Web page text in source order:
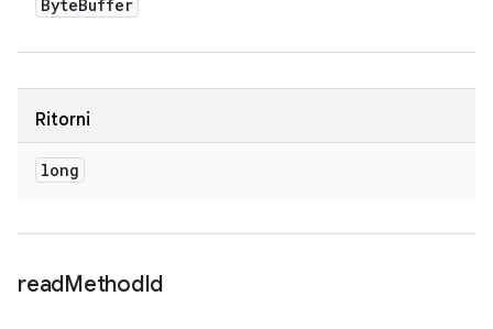
ByteBuffer
Ritorni
long
readMethodId